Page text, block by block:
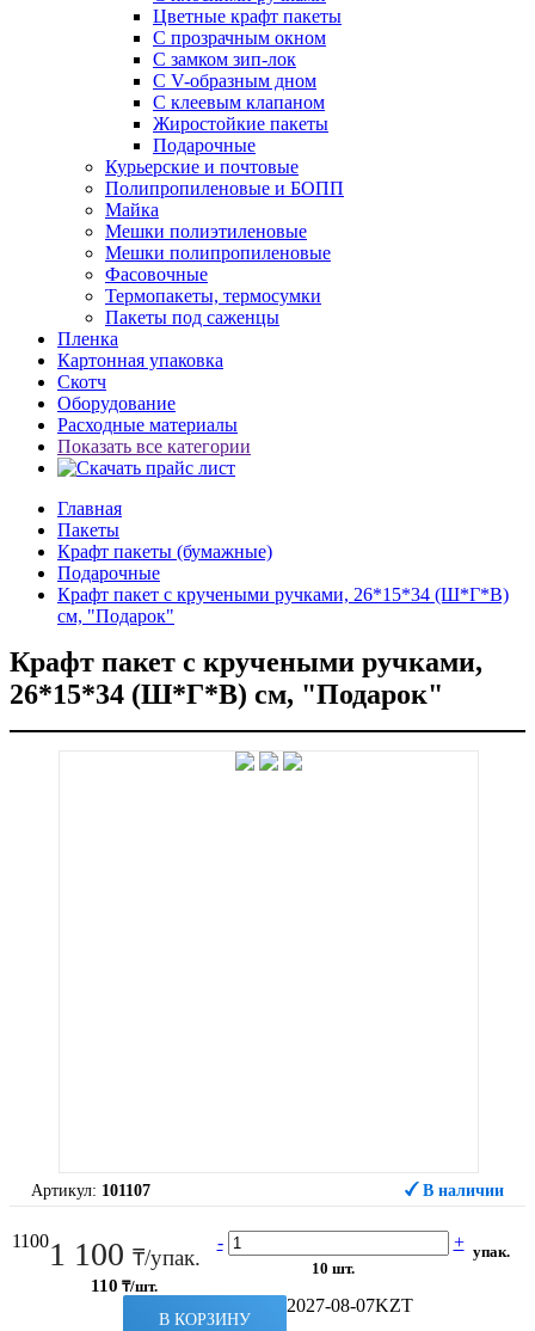
Цветные крафт пакеты
С прозрачным окном
С замком зип-лок
С V-образным дном
С клеевым клапаном
Жиростойкие пакеты
Подарочные
Курьерские и почтовые
Полипропиленовые и БОПП
Майка
Мешки полиэтиленовые
Мешки полипропиленовые
Фасовочные
Термопакеты, термосумки
Пакеты под саженцы
Пленка
Картонная упаковка
Скотч
Оборудование
Расходные материалы
Показать все категории
Главная
Пакеты
Крафт пакеты (бумажные)
Подарочные
Крафт пакет с кручеными ручками, 26*15*34 (Ш*Г*В)
см, "Подарок"
Крафт пакет с кручеными ручками,
26*15*34 (Ш*Г*В) см, "Подарок"
Артикул: 101107 В наличии
11001 100 ₸/упак.
110 ₸/шт.
- +
10 шт.
упак.
В КОРЗИНУ
2027-08-07KZT